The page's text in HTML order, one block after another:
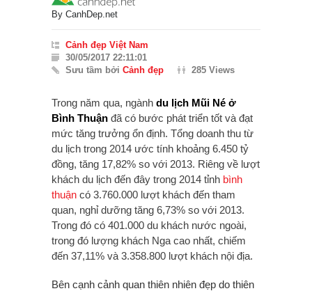
By CanhDep.net
Cảnh đẹp Việt Nam
30/05/2017 22:11:01
Sưu tầm bởi Cảnh đẹp 285 Views
Trong năm qua, ngành du lịch Mũi Né ở
Bình Thuận đã có bước phát triển tốt và đạt
mức tăng trưởng ổn định. Tổng doanh thu từ
du lịch trong 2014 ước tính khoảng 6.450 tỷ
đồng, tăng 17,82% so với 2013. Riêng về lượt
khách du lịch đến đây trong 2014 tỉnh bình
thuận có 3.760.000 lượt khách đến tham
quan, nghỉ dưỡng tăng 6,73% so với 2013.
Trong đó có 401.000 du khách nước ngoài,
trong đó lượng khách Nga cao nhất, chiếm
đến 37,11% và 3.358.800 lượt khách nội địa.
Bên cạnh cảnh quan thiên nhiên đẹp do thiên